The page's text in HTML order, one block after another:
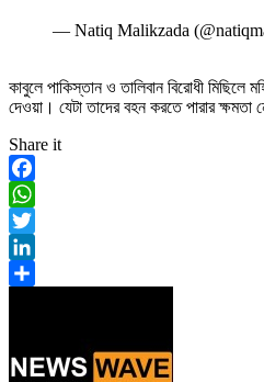
— Natiq Malikzada
কাবুলে পাকিস্তান ও তালিবান বিরোধী মিছিলে
দেওয়া। যেটা তাদের বহন করতে পারার ক্ষমতা
Share it
Facebook
WhatsApp
Twitter
LinkedIn